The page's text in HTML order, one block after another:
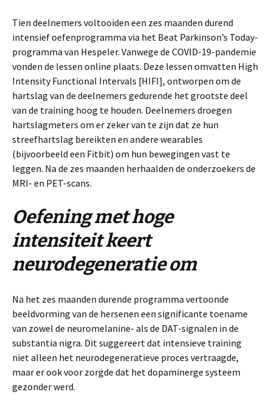
Tien deelnemers voltooiden een zes maanden durend
intensief oefenprogramma via het Beat Parkinson’s Today-
programma van Hespeler. Vanwege de COVID-19-pandemie
vonden de lessen online plaats. Deze lessen omvatten High
Intensity Functional Intervals [HIFI], ontworpen om de
hartslag van de deelnemers gedurende het grootste deel
van de training hoog te houden. Deelnemers droegen
hartslagmeters om er zeker van te zijn dat ze hun
streefhartslag bereikten en andere wearables
(bijvoorbeeld een Fitbit) om hun bewegingen vast te
leggen. Na de zes maanden herhaalden de onderzoekers de
MRI- en PET-scans.
Oefening met hoge
intensiteit keert
neurodegeneratie om
Na het zes maanden durende programma vertoonde
beeldvorming van de hersenen een significante toename
van zowel de neuromelanine- als de DAT-signalen in de
substantia nigra. Dit suggereert dat intensieve training
niet alleen het neurodegeneratieve proces vertraagde,
maar er ook voor zorgde dat het dopaminerge systeem
gezonder werd.